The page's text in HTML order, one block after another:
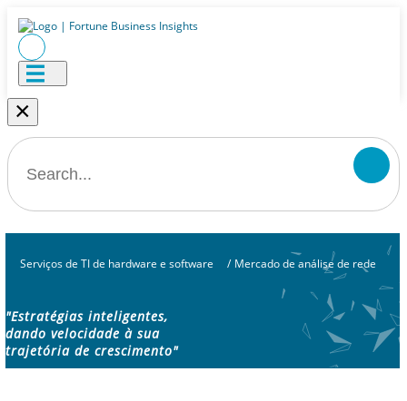
×
Serviços de TI de hardware e software / Mercado de análise de rede
"Estratégias inteligentes,
dando velocidade à sua
trajetória de crescimento"